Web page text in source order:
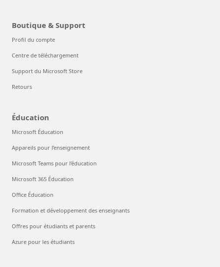
Boutique & Support
Profil du compte
Centre de téléchargement
Support du Microsoft Store
Retours
Éducation
Microsoft Éducation
Appareils pour l’enseignement
Microsoft Teams pour l’éducation
Microsoft 365 Éducation
Office Éducation
Formation et développement des enseignants
Offres pour étudiants et parents
Azure pour les étudiants